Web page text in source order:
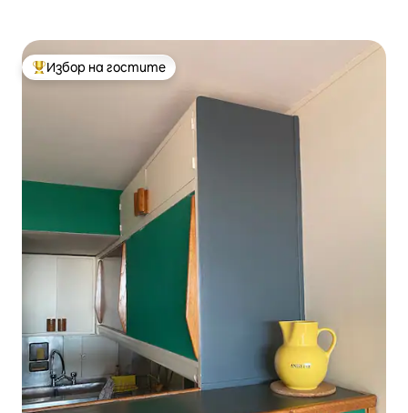
Най-популярен избор на гостите
Избор на гостите